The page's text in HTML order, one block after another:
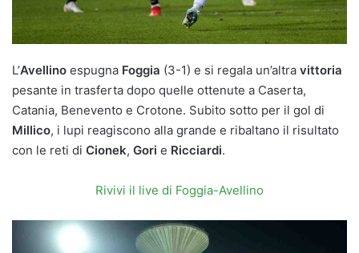
L’Avellino espugna Foggia (3-1) e si regala un’altra vittoria
pesante in trasferta dopo quelle ottenute a Caserta,
Catania, Benevento e Crotone. Subito sotto per il gol di
Millico, i lupi reagiscono alla grande e ribaltano il risultato
con le reti di Cionek, Gori e Ricciardi.
Rivivi il live di Foggia-Avellino